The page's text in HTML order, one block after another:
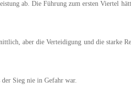
ab. Die Führung zum ersten Viertel
aber die Verteidigung und die starke
Sieg nie in Gefahr war.